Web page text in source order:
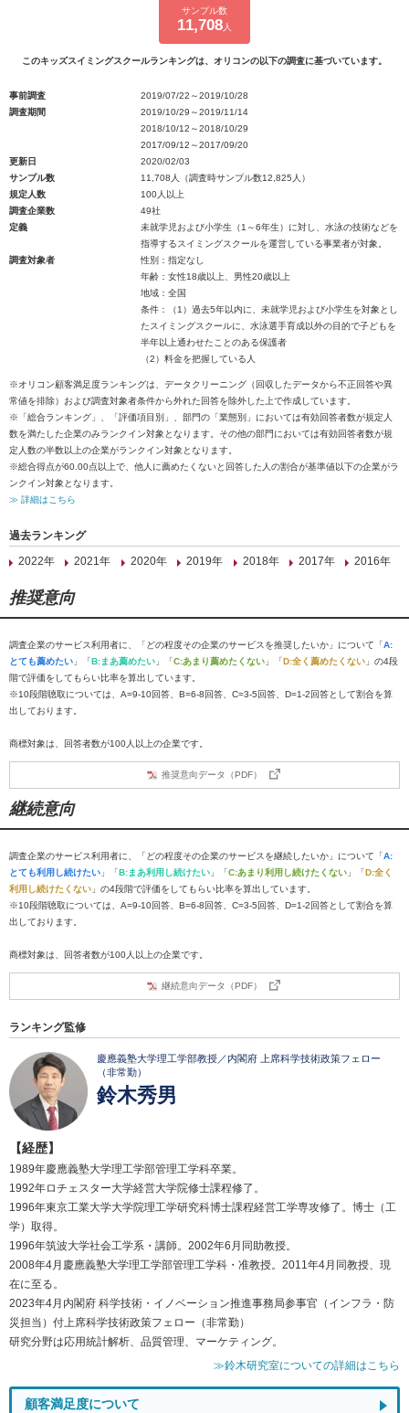
サンプル数
11,708 人
このキッズスイミングスクールランキングは、オリコンの以下の調査に基づいています。
事前調査
2019/07/22～2019/10/28
調査期間
2019/10/29～2019/11/14
2018/10/12～2018/10/29
2017/09/12～2017/09/20
更新日
2020/02/03
サンプル数
11,708人（調査時サンプル数12,825人）
規定人数
100人以上
調査企業数
49社
定義
未就学児および小学生（1～6年生）に対し、水泳の技術などを
指導するスイミングスクールを運営している事業者が対象。
調査対象者
性別：指定なし
年齢：女性18歳以上、男性20歳以上
地域：全国
条件：（1）過去5年以内に、未就学児および小学生を対象とし
たスイミングスクールに、水泳選手育成以外の目的で子どもを
半年以上通わせたことのある保護者
（2）料金を把握している人
※オリコン顧客満足度ランキングは、データクリーニング（回収したデータから不正回答や異
常値を排除）および調査対象者条件から外れた回答を除外した上で作成しています。
※「総合ランキング」、「評価項目別」、部門の「業態別」においては有効回答者数が規定人
数を満たした企業のみランクイン対象となります。その他の部門においては有効回答者数が規
定人数の半数以上の企業がランクイン対象となります。
※総合得点が60.00点以上で、他人に薦めたくないと回答した人の割合が基準値以下の企業がラ
ンクイン対象となります。
≫ 詳細はこちら
過去ランキング
2022年
2021年 2020年 2019年 2018年 2017年 2016年
推奨意向
調査企業のサービス利用者に、「どの程度その企業のサービスを推奨したいか」について「A:
とても薦めたい 」「B:まあ薦めたい 」「C:あまり薦めたくない 」「D:全く薦めたくない 」の4段
階で評価をしてもらい比率を算出しています。
※10段階聴取については、A=9-10回答、B=6-8回答、C=3-5回答、D=1-2回答として割合を算
出しております。
商標対象は、回答者数が100人以上の企業です。
推奨意向データ（PDF）
継続意向
調査企業のサービス利用者に、「どの程度その企業のサービスを継続したいか」について「A:
とても利用し続けたい 」「B:まあ利用し続けたい 」「C:あまり利用し続けたくない 」「D:全く
利用し続けたくない 」の4段階で評価をしてもらい比率を算出しています。
※10段階聴取については、A=9-10回答、B=6-8回答、C=3-5回答、D=1-2回答として割合を算
出しております。
商標対象は、回答者数が100人以上の企業です。
継続意向データ（PDF）
ランキング監修
慶應義塾大学理工学部教授／内閣府 上席科学技術政策フェロー
（非常勤）
鈴木秀男
【経歴】
1989年慶應義塾大学理工学部管理工学科卒業。
1992年ロチェスター大学経営大学院修士課程修了。
1996年東京工業大学大学院理工学研究科博士課程経営工学専攻修了。博士（工
学）取得。
1996年筑波大学社会工学系・講師。2002年6月同助教授。
2008年4月慶應義塾大学理工学部管理工学科・准教授。2011年4月同教授、現
在に至る。
2023年4月内閣府 科学技術・イノベーション推進事務局参事官（インフラ・防
災担当）付上席科学技術政策フェロー（非常勤）
研究分野は応用統計解析、品質管理、マーケティング。
≫鈴木研究室についての詳細はこちら
顧客満足度について